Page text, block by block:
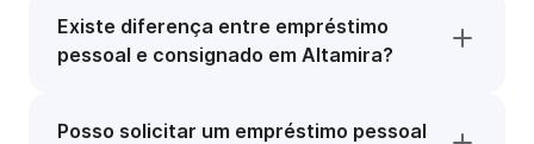
Existe diferença entre empréstimo
pessoal e consignado em Altamira?
Posso solicitar um empréstimo pessoal